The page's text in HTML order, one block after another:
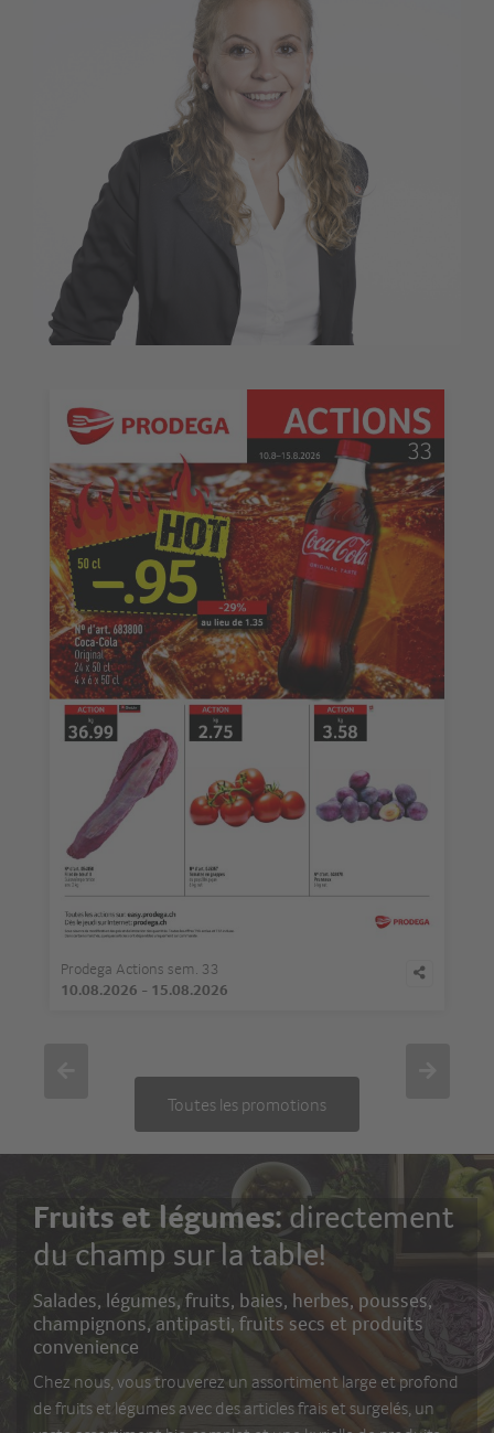
Prodega Actions sem. 33
10.08.2026 - 15.08.2026
Toutes les promotions
Fruits et légumes: directement
du champ sur la table!
Salades, légumes, fruits, baies, herbes, pousses,
champignons, antipasti, fruits secs et produits
convenience
Chez nous, vous trouverez un assortiment large et profond
de fruits et légumes avec des articles frais et surgelés, un